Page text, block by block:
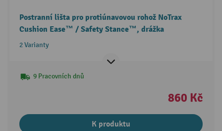
Postranní lišta pro protiúnavovou rohož NoTrax
Cushion Ease™ / Safety Stance™, drážka
2 Varianty
9 Pracovních dnů
860 Kč
K produktu